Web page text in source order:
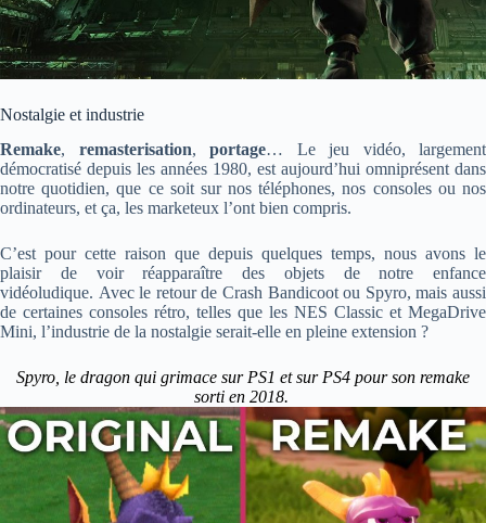
Nostalgie et industrie
Remake, remasterisation, portage…
Le jeu vidéo, largement
démocratisé depuis les années 1980, est aujourd’hui omniprésent dans
notre quotidien, que ce soit sur nos téléphones, nos consoles ou nos
ordinateurs, et ça, les marketeux l’ont bien compris.
C’est pour cette raison que depuis quelques temps, nous avons le
plaisir de voir réapparaître des objets de notre enfance
vidéoludique. Avec le retour de Crash Bandicoot ou Spyro, mais aussi
de certaines consoles rétro, telles que les NES Classic et MegaDrive
Mini, l’industrie de la nostalgie serait-elle en pleine extension ?
Spyro, le dragon qui grimace sur PS1 et sur PS4 pour son remake
sorti en 2018.